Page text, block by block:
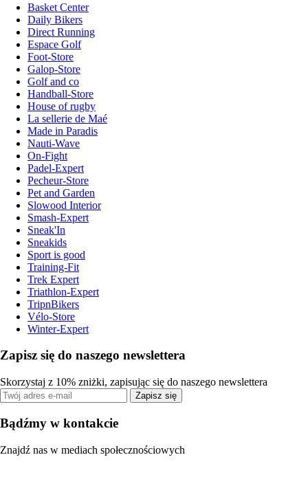
Basket Center
Daily Bikers
Direct Running
Espace Golf
Foot-Store
Galop-Store
Golf and co
Handball-Store
House of rugby
La sellerie de Maé
Made in Paradis
Nauti-Wave
On-Fight
Padel-Expert
Pecheur-Store
Pet and Garden
Slowood Interior
Smash-Expert
Sneak'In
Sneakids
Sport is good
Training-Fit
Trek Expert
Triathlon-Expert
TripnBikers
Vélo-Store
Winter-Expert
Zapisz się do naszego newslettera
Skorzystaj z 10% zniżki, zapisując się do naszego newslettera
Zapisz się
Bądźmy w kontakcie
Znajdź nas w mediach społecznościowych